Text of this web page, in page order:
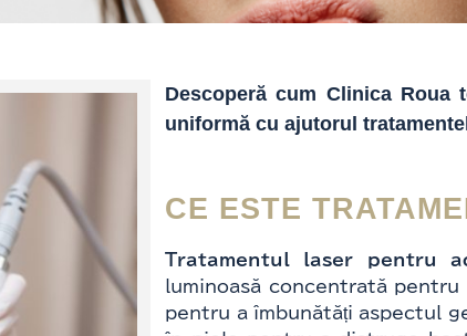
Descoperă cum Clinica
uniformă cu ajutorul
CE ESTE
Tratamentul laser pentru
luminoasă concentrată
pentru a îmbunătăți aspectul